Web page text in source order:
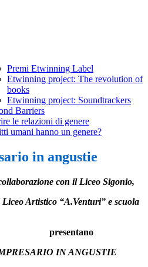
Premi Etwinning Label
Etwinning project: The revolution of
books
Etwinning project: Soundtrackers
Barriers
le relazioni di genere
umani hanno un genere?
in angustie
con il Liceo Sigonio,
Artistico “A.Venturi” e scuola
presentano
IN ANGUSTIE